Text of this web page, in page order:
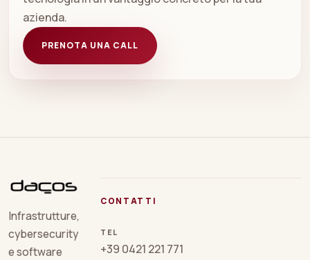
azienda.
PRENOTA UNA CALL
Infrastrutture,
cybersecurity
e software
CONTATTI
TEL
+39 0421 221 771